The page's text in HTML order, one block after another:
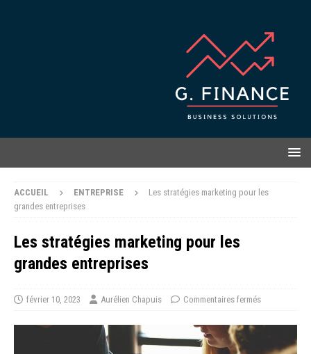
ACCUEIL ENTREPRISE
Les stratégies marketing pour les
grandes entreprises
Les stratégies marketing pour les
grandes entreprises
février 10, 2023 Aurélien Chapuis Commentaires fermés